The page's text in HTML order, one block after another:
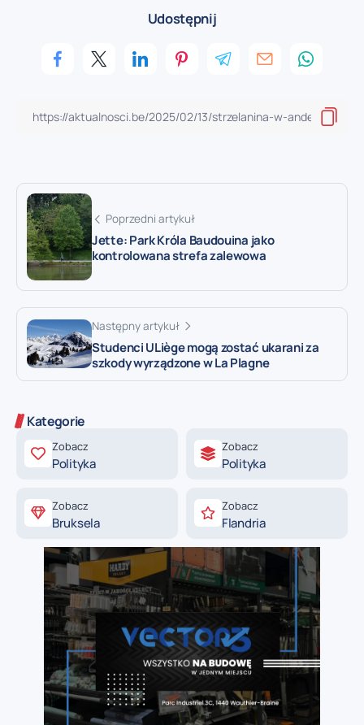
Udostępnij
Poprzedni artykuł
Jette: Park Króla Baudouina jako
kontrolowana strefa zalewowa
Następny artykuł
Studenci ULiège mogą zostać ukarani za
szkody wyrządzone w La Plagne
Kategorie
Zobacz
Polityka
Zobacz
Polityka
Zobacz
Bruksela
Zobacz
Flandria